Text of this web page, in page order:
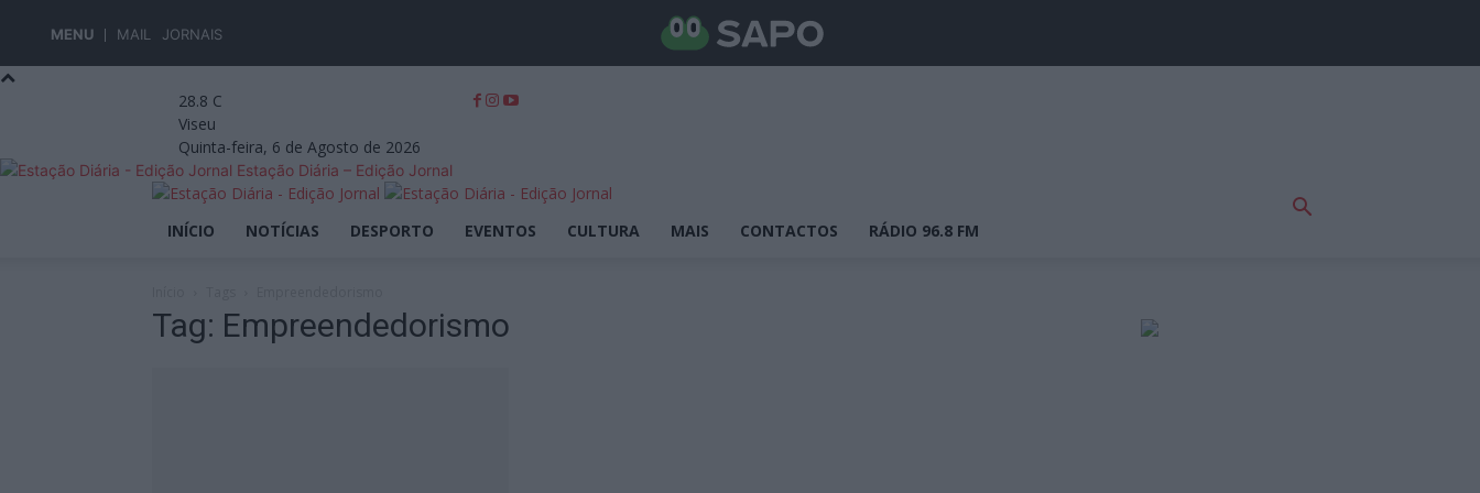
MENU MAIL JORNAIS
28.8 C
Viseu
Quinta-feira, 6 de Agosto de 2026
Estação Diária – Edição Jornal
INÍCIO NOTÍCIAS DESPORTO EVENTOS CULTURA MAIS CONTACTOS RÁDIO 96.8 FM
Tag: Empreendedorismo